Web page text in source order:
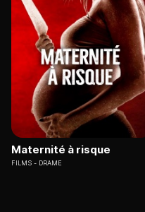
Maternité à risque
FILMS DRAME